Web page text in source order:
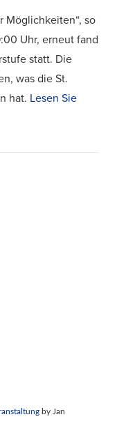
Möglichkeiten“, so
Uhr, erneut fand
statt. Die
was die St.
hat. Lesen Sie
by Jan